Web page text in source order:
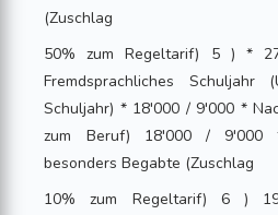
(Zuschlag
50% zum Regeltarif) 5 ) *
Fremdsprachliches Schuljahr
Schuljahr) * 18'000 / 9'000 *
zum Beruf) 18'000 / 9'000
besonders Begabte (Zuschlag
10% zum Regeltarif) 6 )